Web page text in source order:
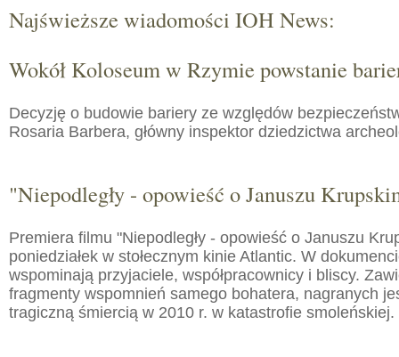
Najświeższe wiadomości IOH News:
Wokół Koloseum w Rzymie powstanie
Decyzję o budowie bariery ze względów
Rosaria Barbera, główny inspektor dziedzictwa
"Niepodległy - opowieść o Januszu
Premiera filmu "Niepodległy - opowieść o Januszu
poniedziałek w stołecznym kinie Atlantic. W
wspominają przyjaciele, współpracownicy i bliscy.
fragmenty wspomnień samego bohatera, nagranych
tragiczną śmiercią w 2010 r. w katastrofie smoleńskiej.